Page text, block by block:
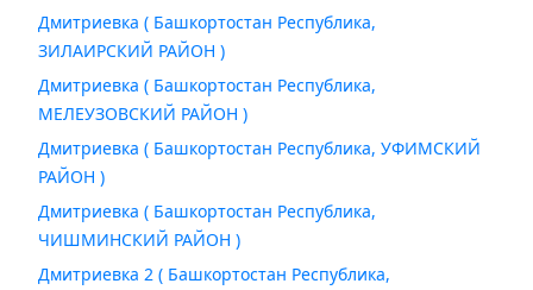
Дмитриевка ( Башкортостан Республика,
ЗИЛАИРСКИЙ РАЙОН )
Дмитриевка ( Башкортостан Республика,
МЕЛЕУЗОВСКИЙ РАЙОН )
Дмитриевка ( Башкортостан Республика, УФИМСКИЙ
РАЙОН )
Дмитриевка ( Башкортостан Республика,
ЧИШМИНСКИЙ РАЙОН )
Дмитриевка 2 ( Башкортостан Республика,